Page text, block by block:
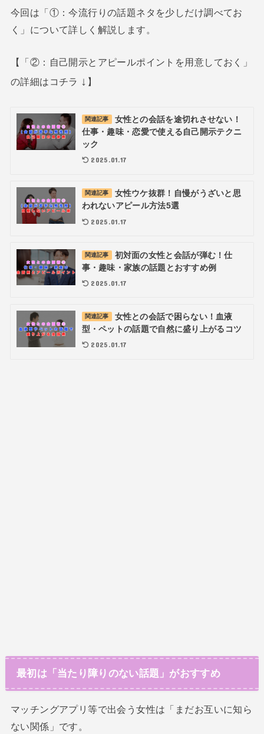
今回は「①：今流行りの話題ネタを少しだけ調べてお
く」について詳しく解説します。
【「②：自己開示とアピールポイントを用意しておく」
の詳細はコチラ ↓ 】
関連記事
女性との会話を途切れさせない！
仕事・趣味・恋愛で使える自己開示テクニ
ック
2025.01.17
関連記事
女性ウケ抜群！自慢がうざいと思
われないアピール方法5選
2025.01.17
関連記事
初対面の女性と会話が弾む！仕
事・趣味・家族の話題とおすすめ例
2025.01.17
関連記事
女性との会話で困らない！血液
型・ペットの話題で自然に盛り上がるコツ
2025.01.17
最初は「当たり障りのない話題」がおすすめ
マッチングアプリ等で出会う女性は「まだお互いに知ら
ない関係」です。